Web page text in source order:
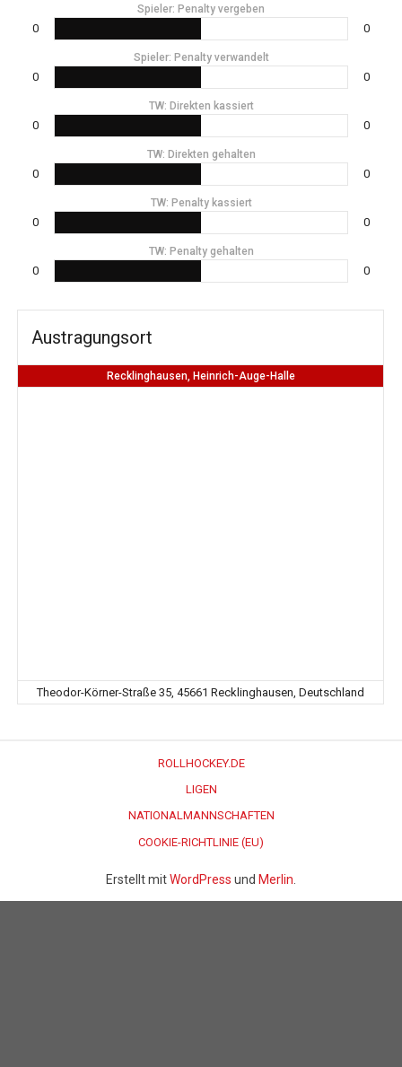
Spieler: Penalty vergeben
0 0
Spieler: Penalty verwandelt
0 0
TW: Direkten kassiert
0 0
TW: Direkten gehalten
0 0
TW: Penalty kassiert
0 0
TW: Penalty gehalten
0 0
Austragungsort
Recklinghausen, Heinrich-Auge-Halle
Theodor-Körner-Straße 35, 45661 Recklinghausen, Deutschland
ROLLHOCKEY.DE
LIGEN
NATIONALMANNSCHAFTEN
COOKIE-RICHTLINIE (EU)
Erstellt mitWordPress und Merlin